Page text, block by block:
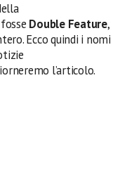
Double Feature,
Ecco quindi i nomi
l’articolo.